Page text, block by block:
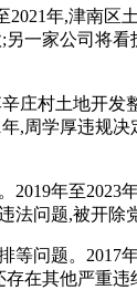
年,津南
一家公司将
庄村土地开
,周学厚违规
年至
问题,被开除
问题。2017
在其他严重